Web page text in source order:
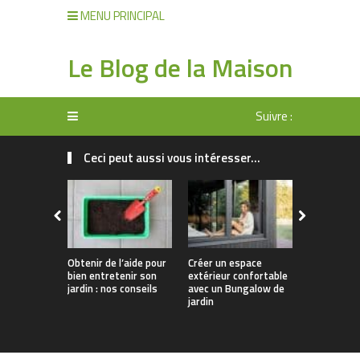
MENU PRINCIPAL
Le Blog de la Maison
Suivre :
Ceci peut aussi vous intéresser...
Obtenir de l’aide pour
bien entretenir son
jardin : nos conseils
Créer un espace
extérieur confortable
avec un Bungalow de
jardin